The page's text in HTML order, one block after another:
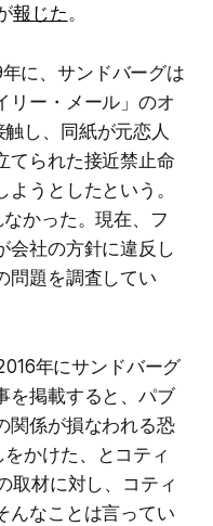
報じた。
に、サンドバーグは
リー・メール」のオ
し、同紙が元恋人
てられた接近禁止命
うとしたという。
かった。現在、フ
会社の方針に違反し
問題を調査してい
年にサンドバーグ
を掲載すると、パブ
関係が損なわれる恐
かけた、とコティ
取材に対し、コティ
んなことは言ってい